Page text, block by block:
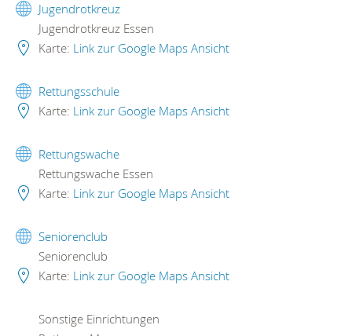
Jugendrotkreuz
Jugendrotkreuz Essen
Karte: Link zur Google Maps Ansicht
Rettungsschule
Karte: Link zur Google Maps Ansicht
Rettungswache
Rettungswache Essen
Karte: Link zur Google Maps Ansicht
Seniorenclub
Seniorenclub
Karte: Link zur Google Maps Ansicht
Sonstige Einrichtungen